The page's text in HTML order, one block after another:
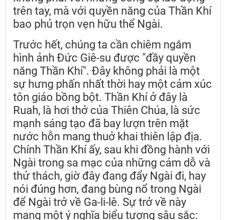
trên tay, mà với quyền năng của Thần Khí
bao phủ trọn vẹn hữu thể Ngài.
Trước hết, chúng ta cần chiêm ngắm
hình ảnh Đức Giê-su được "đầy quyền
năng Thần Khí". Đây không phải là một
sự hưng phấn nhất thời hay một cảm xúc
tôn giáo bồng bột. Thần Khí ở đây là
Ruah, là hơi thở của Thiên Chúa, là sức
mạnh sáng tạo đã bay lượn trên mặt
nước hỗn mang thuở khai thiên lập địa.
Chính Thần Khí ấy, sau khi đồng hành với
Ngài trong sa mạc của những cám dỗ và
thử thách, giờ đây đang đẩy Ngài đi, hay
nói đúng hơn, đang bùng nổ trong Ngài
để Ngài trở về Ga-li-lê. Sự trở về này
mang một ý nghĩa biểu tượng sâu sắc: